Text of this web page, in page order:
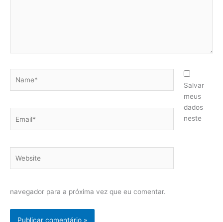
Salvar
meus
dados
neste
navegador para a próxima vez que eu comentar.